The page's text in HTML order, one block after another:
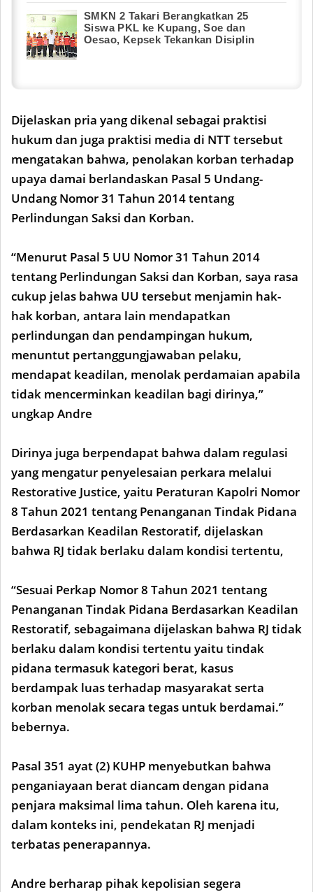
SMKN 2 Takari Berangkatkan 25
Siswa PKL ke Kupang, Soe dan
Oesao, Kepsek Tekankan Disiplin
Dijelaskan pria yang dikenal sebagai praktisi
hukum dan juga praktisi media di NTT tersebut
mengatakan bahwa, penolakan korban terhadap
upaya damai berlandaskan Pasal 5 Undang-
Undang Nomor 31 Tahun 2014 tentang
Perlindungan Saksi dan Korban.
“Menurut Pasal 5 UU Nomor 31 Tahun 2014
tentang Perlindungan Saksi dan Korban, saya rasa
cukup jelas bahwa UU tersebut menjamin hak-
hak korban, antara lain mendapatkan
perlindungan dan pendampingan hukum,
menuntut pertanggungjawaban pelaku,
mendapat keadilan, menolak perdamaian apabila
tidak mencerminkan keadilan bagi dirinya,”
ungkap Andre
Dirinya juga berpendapat bahwa dalam regulasi
yang mengatur penyelesaian perkara melalui
Restorative Justice, yaitu Peraturan Kapolri Nomor
8 Tahun 2021 tentang Penanganan Tindak Pidana
Berdasarkan Keadilan Restoratif, dijelaskan
bahwa RJ tidak berlaku dalam kondisi tertentu,
“Sesuai Perkap Nomor 8 Tahun 2021 tentang
Penanganan Tindak Pidana Berdasarkan Keadilan
Restoratif, sebagaimana dijelaskan bahwa RJ tidak
berlaku dalam kondisi tertentu yaitu tindak
pidana termasuk kategori berat, kasus
berdampak luas terhadap masyarakat serta
korban menolak secara tegas untuk berdamai.”
bebernya.
Pasal 351 ayat (2) KUHP menyebutkan bahwa
penganiayaan berat diancam dengan pidana
penjara maksimal lima tahun. Oleh karena itu,
dalam konteks ini, pendekatan RJ menjadi
terbatas penerapannya.
Andre berharap pihak kepolisian segera